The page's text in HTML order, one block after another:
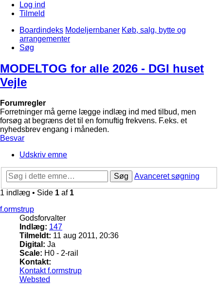
Log ind
Tilmeld
Boardindeks Modeljernbaner Køb, salg, bytte og
arrangementer
Søg
MODELTOG for alle 2026 - DGI huset
Vejle
Forumregler
Forretninger må gerne lægge indlæg ind med tilbud, men
forsøg at begræns det til en fornuftig frekvens. F.eks. et
nyhedsbrev engang i måneden.
Besvar
Udskriv emne
Søg
Avanceret søgning
1 indlæg • Side 1 af 1
f.ormstrup
Godsforvalter
Indlæg: 147
Tilmeldt: 11 aug 2011, 20:36
Digital: Ja
Scale: H0 - 2-rail
Kontakt:
Kontakt f.ormstrup
Websted